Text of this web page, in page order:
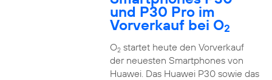
und P30 Pro im
Vorverkauf bei O2
O2startet heute den Vorverkauf
der neuesten Smartphones von
Huawei. Das Huawei P30 sowie das